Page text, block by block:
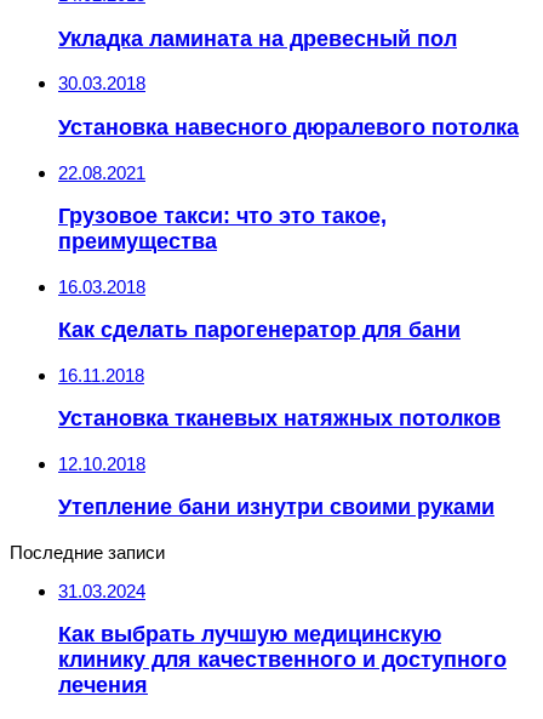
Укладка ламината на древесный пол
30.03.2018
Установка навесного дюралевого потолка
22.08.2021
Грузовое такси: что это такое,
преимущества
16.03.2018
Как сделать парогенератор для бани
16.11.2018
Установка тканевых натяжных потолков
12.10.2018
Утепление бани изнутри своими руками
Последние записи
31.03.2024
Как выбрать лучшую медицинскую
клинику для качественного и доступного
лечения